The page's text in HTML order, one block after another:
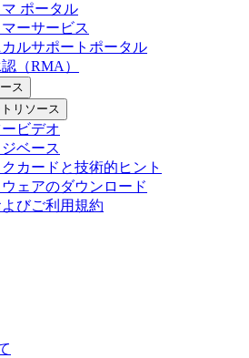
ポータル
ーサービス
ルサポートポータル
（RMA）
ス
リソース
ビデオ
ベース
カードと技術的ヒント
ェアのダウンロード
びご利用規約